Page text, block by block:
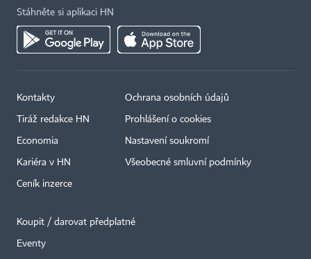
Stáhněte si aplikaci HN
Kontakty
Tiráž redakce HN
Economia
Kariéra v HN
Ceník inzerce
Ochrana osobních údajů
Prohlášení o cookies
Nastavení soukromí
Všeobecné smluvní podmínky
Koupit / darovat předplatné
Eventy